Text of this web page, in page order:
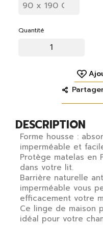
DESCRIPTION
Forme housse :
imperméable et
Protège matelas en
dans votre lit.
Barrière naturelle
imperméable vous
efficacement votre
Ce linge de maison
idéal pour votre
Quantité